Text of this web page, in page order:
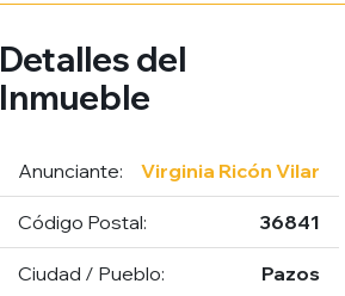
Detalles del
Inmueble
Anunciante: Virginia Ricón Vilar
Código Postal: 36841
Ciudad / Pueblo: Pazos